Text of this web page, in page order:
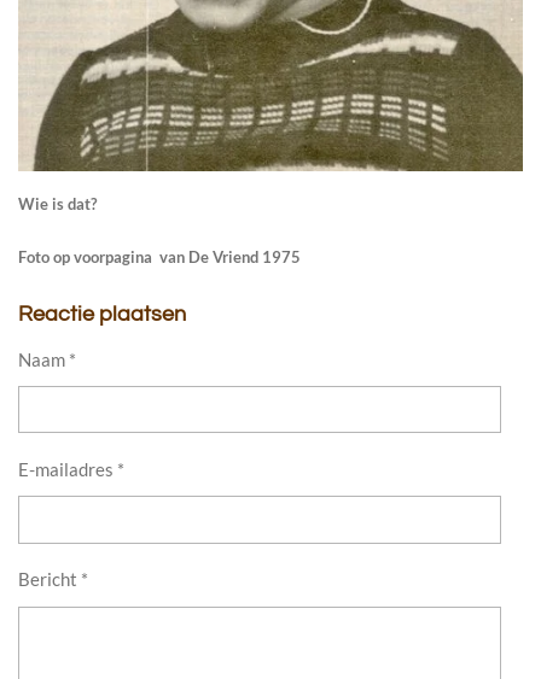
Wie is dat?
Foto op voorpagina van De Vriend 1975
Reactie plaatsen
Naam *
E-mailadres *
Bericht *